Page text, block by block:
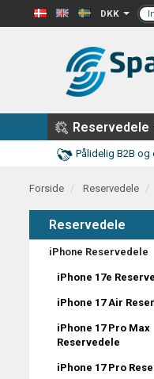
DKK
Reservedele
Pålidelig B2B og
Forside Reservedele
Reservedele
iPhone Reservedele
iPhone 17e
iPhone 17 Air
iPhone 17 Pro Max
Reservedele
iPhone 17 Pro